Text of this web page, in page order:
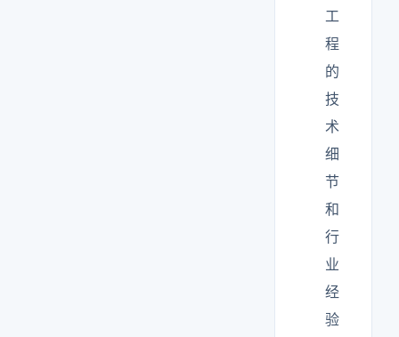
工
程
的
技
术
细
节
和
行
业
经
验